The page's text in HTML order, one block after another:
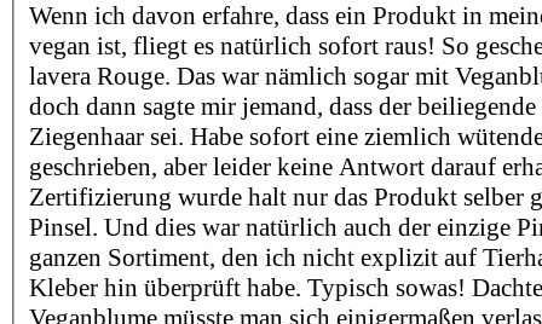
Wenn ich davon erfahre, dass ein Produkt in
vegan ist, fliegt es natürlich sofort raus! So
lavera Rouge. Das war nämlich sogar mit
doch dann sagte mir jemand, dass der beiliegende
Ziegenhaar sei. Habe sofort eine ziemlich
geschrieben, aber leider keine Antwort darauf
Zertifizierung wurde halt nur das Produkt selber
Pinsel. Und dies war natürlich auch der einzige
ganzen Sortiment, den ich nicht explizit auf
Kleber hin überprüft habe. Typisch sowas!